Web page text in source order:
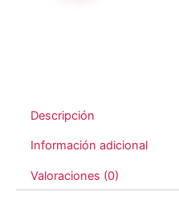
Descripción
Información adicional
Valoraciones (0)